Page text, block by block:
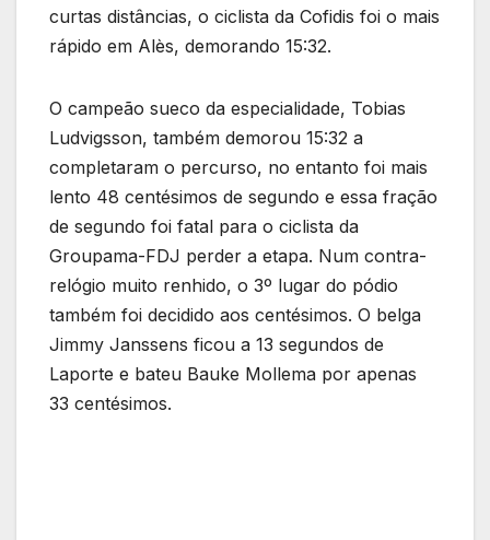
curtas distâncias, o ciclista da Cofidis foi o mais
rápido em Alès, demorando 15:32.
O campeão sueco da especialidade, Tobias
Ludvigsson, também demorou 15:32 a
completaram o percurso, no entanto foi mais
lento 48 centésimos de segundo e essa fração
de segundo foi fatal para o ciclista da
Groupama-FDJ perder a etapa. Num contra-
relógio muito renhido, o 3º lugar do pódio
também foi decidido aos centésimos. O belga
Jimmy Janssens ficou a 13 segundos de
Laporte e bateu Bauke Mollema por apenas
33 centésimos.